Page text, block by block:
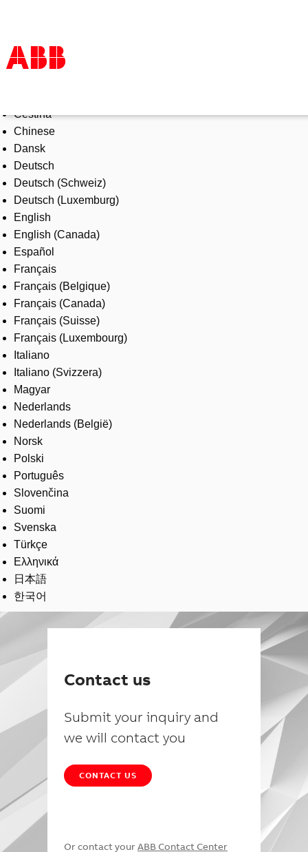
Products & Solutions
Industries
Services
About us
Where to buy
Contact us
Careers
Čeština
Chinese
Dansk
Deutsch
Deutsch (Schweiz)
Deutsch (Luxemburg)
English
English (Canada)
Español
Français
Français (Belgique)
Français (Canada)
Français (Suisse)
Français (Luxembourg)
Italiano
Italiano (Svizzera)
Magyar
Nederlands
Nederlands (België)
Norsk
Polski
Português
Slovenčina
Suomi
Svenska
Türkçe
Ελληνικά
日本語
한국어
Contact us
Submit your inquiry and
we will contact you
CONTACT US
Or contact your ABB Contact Center